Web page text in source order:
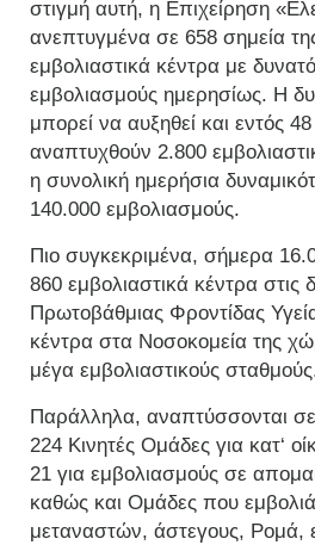
στιγμή αυτή, η Επιχείρηση
ανεπτυγμένα σε 658 σημεία
εμβολιαστικά κέντρα με
εμβολιασμούς ημερησίως. Η
μπορεί να αυξηθεί και εντός
αναπτυχθούν 2.800
η συνολική ημερήσια
140.000 εμβολιασμούς.
Πιο συγκεκριμένα, σήμερα
860 εμβολιαστικά κέντρα στις
Πρωτοβάθμιας Φροντίδας
κέντρα στα Νοσοκομεία της
μέγα εμβολιαστικούς
Παράλληλα, αναπτύσσονται
224 Κινητές Ομάδες για κατ‘
21 για εμβολιασμούς σε
καθώς και Ομάδες που
μεταναστών, άστεγους, Ρομά,